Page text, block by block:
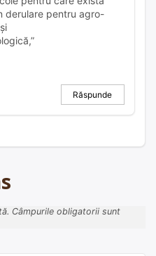
derulare pentru agro-
Răspunde
Câmpurile obligatorii sunt